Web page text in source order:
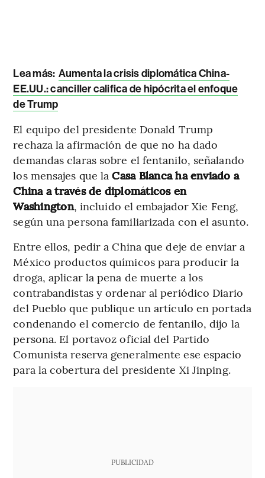
Lea más: Aumenta la crisis diplomática China-
EE.UU.: canciller califica de hipócrita el enfoque
de Trump
El equipo del presidente Donald Trump
rechaza la afirmación de que no ha dado
demandas claras sobre el fentanilo, señalando
los mensajes que laCasa Blanca ha enviado a
China a través de diplomáticos en
Washington, incluido el embajador Xie Feng,
según una persona familiarizada con el asunto.
Entre ellos, pedir a China que deje de enviar a
México productos químicos para producir la
droga, aplicar la pena de muerte a los
contrabandistas y ordenar al periódico Diario
del Pueblo que publique un artículo en portada
condenando el comercio de fentanilo, dijo la
persona. El portavoz oficial del Partido
Comunista reserva generalmente ese espacio
para la cobertura del presidente Xi Jinping.
PUBLICIDAD